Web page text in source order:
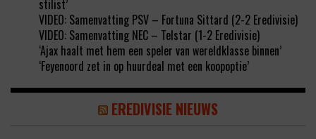
stilist’
VIDEO: Samenvatting PSV – Fortuna Sittard (2-2 Eredivisie)
VIDEO: Samenvatting NEC – Telstar (1-2 Eredivisie)
‘Ajax haalt met hem een speler van wereldklasse binnen’
‘Feyenoord zet in op huurdeal met een koopoptie’
EREDIVISIE NIEUWS